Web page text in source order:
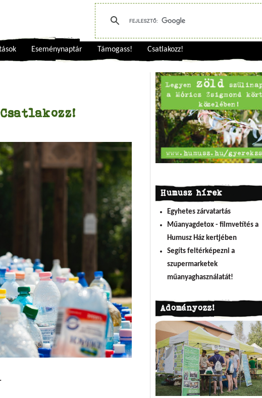
Eseménynaptár Támogass! Csatlakozz!
Humusz hírek
Egyhetes zárvatartás
Műanyagdetox - filmvetítés a
Humusz Ház kertjében
Segíts feltérképezni a
szupermarketek
műanyaghasználatát!
Adományozz!